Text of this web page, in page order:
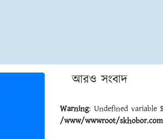
আরও সংবাদ
Warning: Undefined variable
/www/wwwroot/